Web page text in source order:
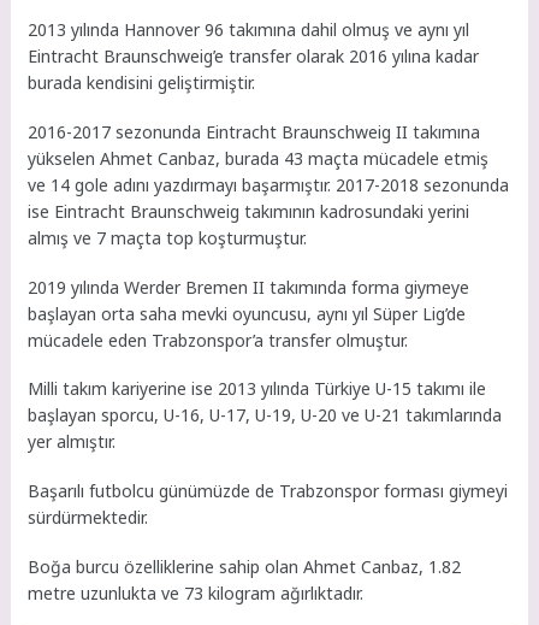
2013 yılında Hannover 96 takımına dahil olmuş ve aynı yıl
Eintracht Braunschweig’e transfer olarak 2016 yılına kadar
burada kendisini geliştirmiştir.
2016-2017 sezonunda Eintracht Braunschweig II takımına
yükselen Ahmet Canbaz, burada 43 maçta mücadele etmiş
ve 14 gole adını yazdırmayı başarmıştır. 2017-2018 sezonunda
ise Eintracht Braunschweig takımının kadrosundaki yerini
almış ve 7 maçta top koşturmuştur.
2019 yılında Werder Bremen II takımında forma giymeye
başlayan orta saha mevki oyuncusu, aynı yıl Süper Lig’de
mücadele eden Trabzonspor’a transfer olmuştur.
Milli takım kariyerine ise 2013 yılında Türkiye U-15 takımı ile
başlayan sporcu, U-16, U-17, U-19, U-20 ve U-21 takımlarında
yer almıştır.
Başarılı futbolcu günümüzde de Trabzonspor forması giymeyi
sürdürmektedir.
Boğa burcu özelliklerine sahip olan Ahmet Canbaz, 1.82
metre uzunlukta ve 73 kilogram ağırlıktadır.